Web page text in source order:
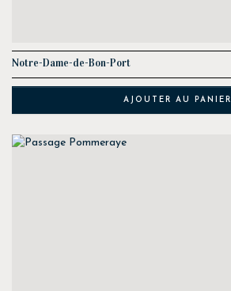
AJOUTER AU PANIER
Notre-Dame-de-Bon-Port